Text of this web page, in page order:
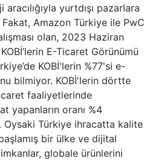
yurtdışı pazarlara
Fakat, Amazon Türkiye ile PwC
olan, 2023 Haziran
E-Ticaret Görünümü
KOBİ'lerin %77'si e-
bilmiyor. KOBİ'lerin dörtte
faaliyetlerinde
yapanların oranı %4
Oysaki Türkiye ihracatta kalite
bir ülke ve dijital
globale ürünlerini